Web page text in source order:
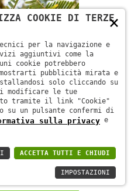
sistema
affrontare al
- Parte 15
×
COOKIE DI TERZE
per la navigazione e
aggiuntivi come la
cookie potrebbero
pubblicità mirata e
solo cliccando su
modificare le tue
tramite il link "Cookie"
su un pulsante confermi di
sulla privacy e
ACCETTA TUTTI E CHIUDI
IMPOSTAZIONI